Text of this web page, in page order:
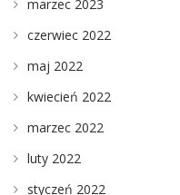
marzec 2023
czerwiec 2022
maj 2022
kwiecień 2022
marzec 2022
luty 2022
styczeń 2022